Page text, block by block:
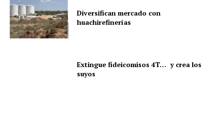
Diversifican mercado con
huachirefinerías
Extingue fideicomisos 4T… y crea los
suyos